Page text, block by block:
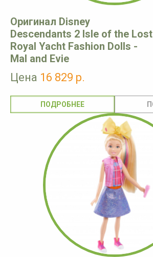
Оригинал Disney
Descendants 2 Isle of the Lost
Royal Yacht Fashion Dolls -
Mal and Evie
Цена 16 829 р.
ПОДРОБНЕЕ